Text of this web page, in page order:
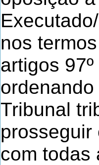
nos
artigos
Tribunal
prosseguir
com todas